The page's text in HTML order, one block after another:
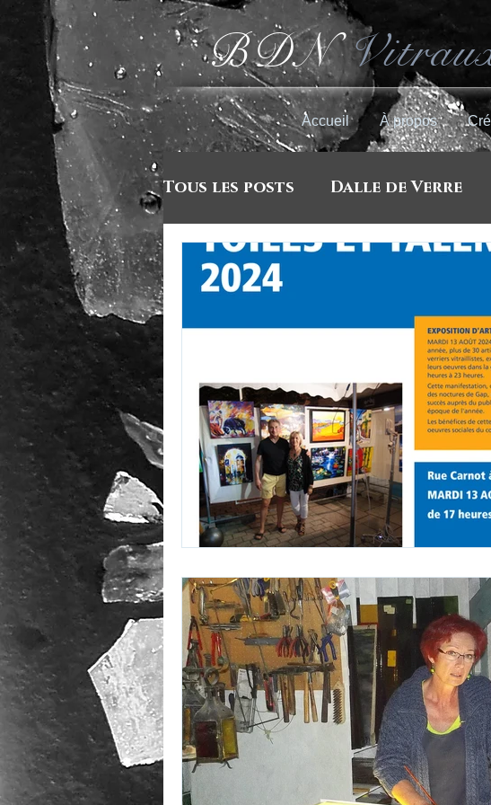
BDN
Accueil À propos
Tous les posts Dalle de Verre
Marché d'artisans et d'art